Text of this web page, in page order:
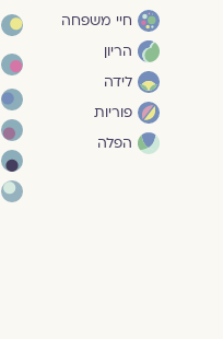
חיי משפחה
הריון
לידה
פוריות
הפלה